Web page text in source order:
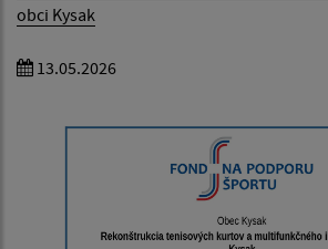
obci Kysak
13.05.2026